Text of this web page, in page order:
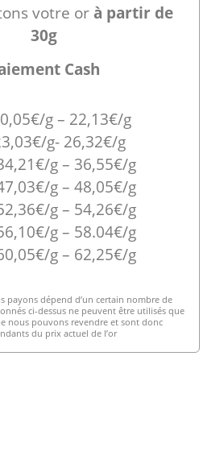
votre orà partir de
30g
Cash
g – 22,13€/g
g- 26,32€/g
g – 36,55€/g
g – 48,05€/g
g – 54,26€/g
g – 58.04€/g
g – 62,25€/g
payons dépend d’un certain nombre de
ci-dessus ne peuvent être utilisés que
nous pouvons revendre et sont donc
du prix actuel de l’or